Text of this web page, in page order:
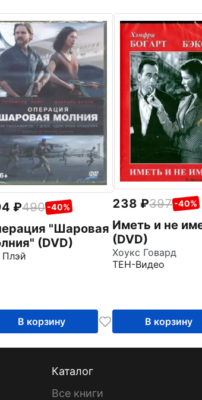
490 -40%
"Шаровая
(DVD)
В корзину
238 397 -40%
Иметь и не
(DVD)
Хоукс Говард
ТЕН-Видео
В корзину
Каталог
Все книги